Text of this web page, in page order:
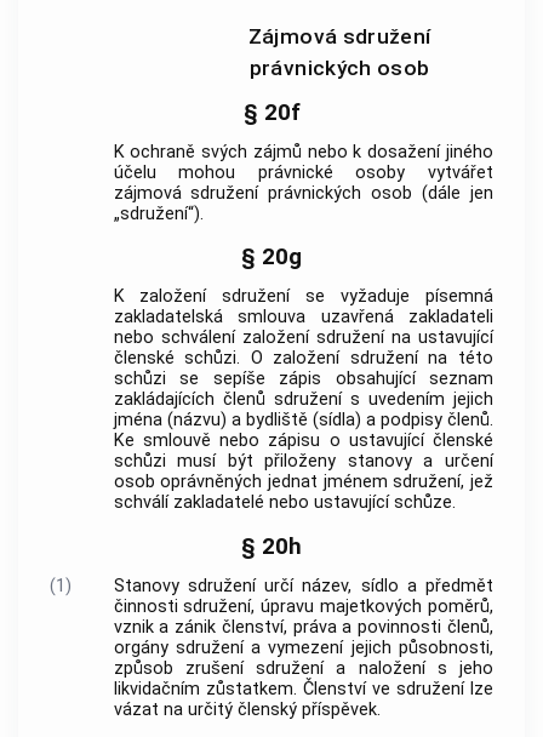
Zájmová sdružení
právnických osob
§ 20f
K ochraně svých zájmů nebo k dosažení jiného
účelu mohou právnické osoby vytvářet
zájmová sdružení právnických osob (dále jen
„sdružení“).
§ 20g
K založení sdružení se vyžaduje písemná
zakladatelská smlouva uzavřená zakladateli
nebo schválení založení sdružení na ustavující
členské schůzi. O založení sdružení na této
schůzi se sepíše zápis obsahující seznam
zakládajících členů sdružení s uvedením jejich
jména (názvu) a bydliště (sídla) a podpisy členů.
Ke smlouvě nebo zápisu o ustavující členské
schůzi musí být přiloženy stanovy a určení
osob oprávněných jednat jménem sdružení, jež
schválí zakladatelé nebo ustavující schůze.
§ 20h
(1)
Stanovy sdružení určí název, sídlo a předmět
činnosti sdružení, úpravu majetkových poměrů,
vznik a zánik členství, práva a povinnosti členů,
orgány sdružení a vymezení jejich působnosti,
způsob zrušení sdružení a naložení s jeho
likvidačním zůstatkem. Členství ve sdružení lze
vázat na určitý členský příspěvek.